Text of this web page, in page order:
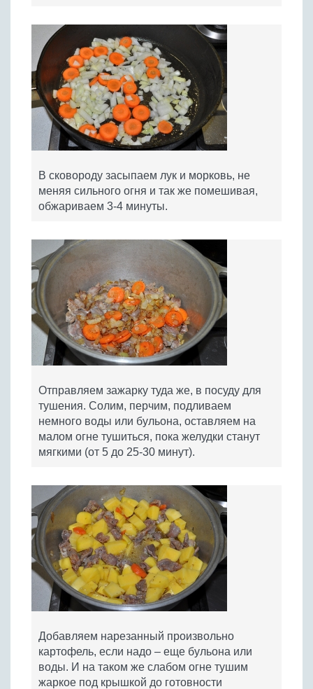
В сковороду засыпаем лук и морковь, не
меняя сильного огня и так же помешивая,
обжариваем 3-4 минуты.
Отправляем зажарку туда же, в посуду для
тушения. Солим, перчим, подливаем
немного воды или бульона, оставляем на
малом огне тушиться, пока желудки станут
мягкими (от 5 до 25-30 минут).
Добавляем нарезанный произвольно
картофель, если надо – еще бульона или
воды. И на таком же слабом огне тушим
жаркое под крышкой до готовности